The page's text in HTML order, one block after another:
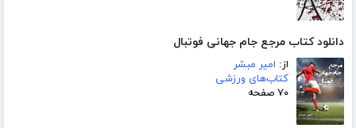
دانلود کتاب مرجع جام جهانی فوتبال
از: امیر مبشر
کتاب‌های ورزشی
۷۰ صفحه